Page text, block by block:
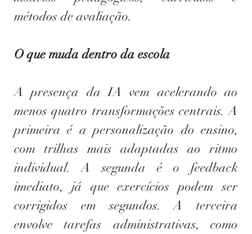
métodos de avaliação.
O que muda dentro da escola
A presença da IA vem acelerando ao
menos quatro transformações centrais. A
primeira é a personalização do ensino,
com trilhas mais adaptadas ao ritmo
individual. A segunda é o feedback
imediato, já que exercícios podem ser
corrigidos em segundos. A terceira
envolve tarefas administrativas, como